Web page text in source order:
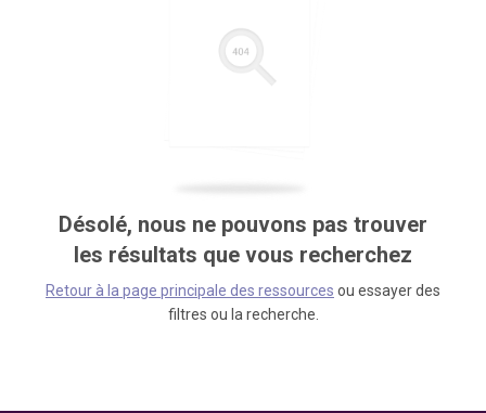
Désolé, nous ne pouvons pas trouver
les résultats que vous recherchez
Retour à la page principale des ressources ou essayer des
filtres ou la recherche.